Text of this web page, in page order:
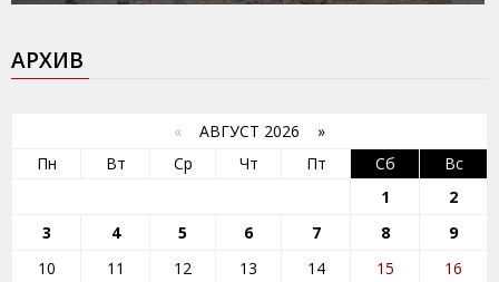
АРХИВ
« АВГУСТ 2026 »
Пн
Вт Ср Чт Пт Сб
Вс
1
2
3
4 5 6 7 8
9
10
11 12 13 14 15
16